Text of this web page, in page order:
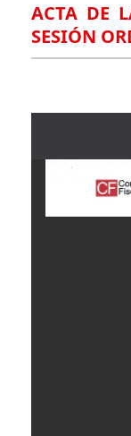
ACTA DE
SESIÓN